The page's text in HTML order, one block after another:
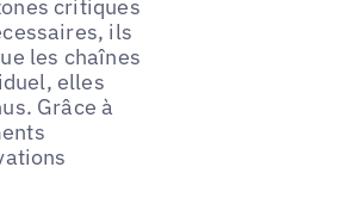
critiques
ils
les chaînes
elles
Grâce à